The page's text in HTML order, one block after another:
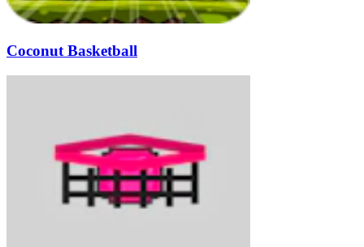
Coconut Basketball